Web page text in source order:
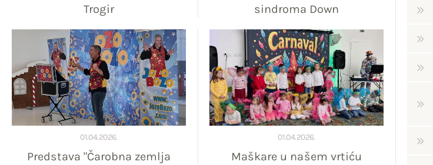
Trogir
sindroma Down
01.04.2026.
Predstava "Čarobna zemlja
01.04.2026.
Maškare u našem vrtiću